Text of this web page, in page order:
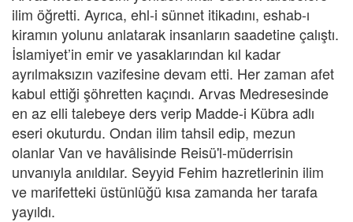
ilim öğretti. Ayrıca, ehl-i sünnet itikadını, eshab-ı
kiramın yolunu anlatarak insanların saadetine çalıştı.
İslamiyet’in emir ve yasaklarından kıl kadar
ayrılmaksızın vazifesine devam etti. Her zaman afet
kabul ettiği şöhretten kaçındı. Arvas Medresesinde
en az elli talebeye ders verip Madde-i Kübra adlı
eseri okuturdu. Ondan ilim tahsil edip, mezun
olanlar Van ve havâlisinde Reisü'l-müderrisin
unvanıyla anıldılar. Seyyid Fehim hazretlerinin ilim
ve marifetteki üstünlüğü kısa zamanda her tarafa
yayıldı.